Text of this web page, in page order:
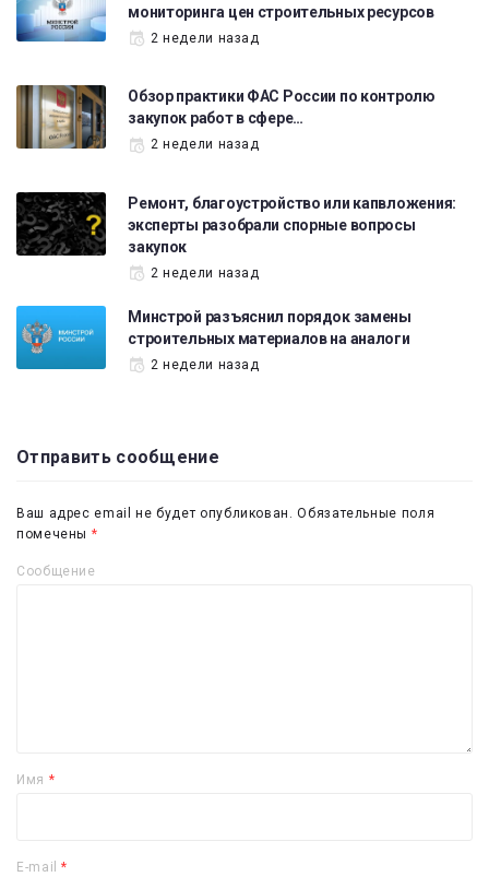
мониторинга цен строительных ресурсов
2 недели назад
Обзор практики ФАС России по контролю
закупок работ в сфере…
2 недели назад
Ремонт, благоустройство или капвложения:
эксперты разобрали спорные вопросы
закупок
2 недели назад
Минстрой разъяснил порядок замены
строительных материалов на аналоги
2 недели назад
Отправить сообщение
Ваш адрес email не будет опубликован.
Обязательные поля
помечены *
Сообщение
Имя *
E-mail*